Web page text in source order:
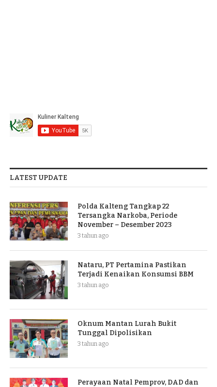
LATEST UPDATE
Polda Kalteng Tangkap 22
Tersangka Narkoba, Periode
November – Desember 2023
3 tahun ago
Nataru, PT Pertamina Pastikan
Terjadi Kenaikan Konsumsi BBM
3 tahun ago
Oknum Mantan Lurah Bukit
Tunggal Dipolisikan
3 tahun ago
Perayaan Natal Pemprov, DAD dan